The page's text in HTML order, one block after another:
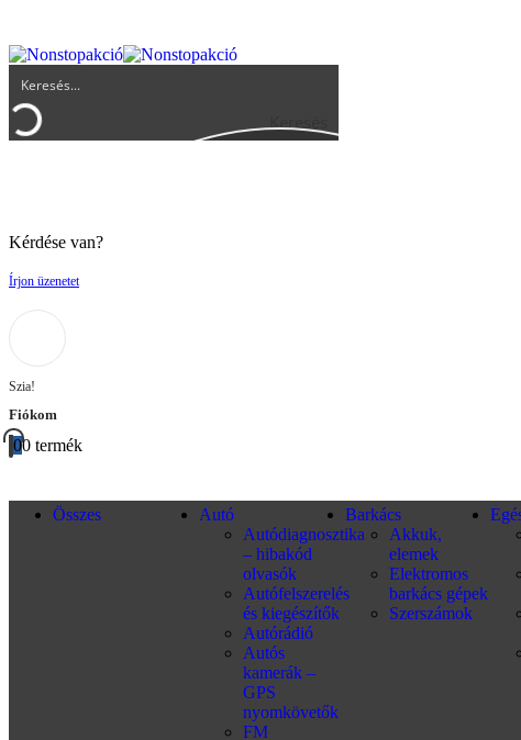
Keresés
Kérdése van?
Írjon üzenetet
Szia!
Fiókom
00 termék
Összes
Autó
Autódiagnosztika
– hibakód
olvasók
Autófelszerelés
és kiegészítők
Autórádió
Autós
kamerák –
GPS
nyomkövetők
FM
Barkács
Akkuk,
elemek
Elektromos
barkács gépek
Szerszámok